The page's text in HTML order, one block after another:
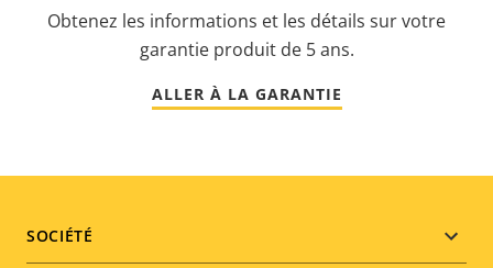
Obtenez les informations et les détails sur votre
garantie produit de 5 ans.
ALLER À LA GARANTIE
Footer
SOCIÉTÉ